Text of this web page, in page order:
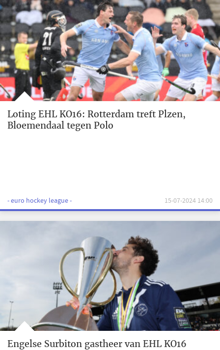
Loting EHL KO16: Rotterdam treft Plzen,
Bloemendaal tegen Polo
- euro hockey league - 15-07-2024 14:00
Engelse Surbiton gastheer van EHL KO16